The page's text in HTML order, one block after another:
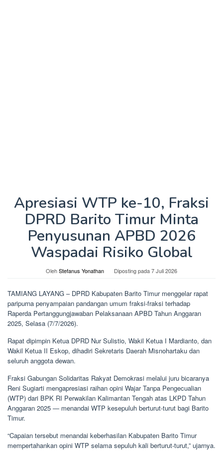
Apresiasi WTP ke-10, Fraksi
DPRD Barito Timur Minta
Penyusunan APBD 2026
Waspadai Risiko Global
OlehStefanus Yonathan Diposting pada7 Juli 2026
TAMIANG LAYANG – DPRD Kabupaten Barito Timur menggelar rapat
paripurna penyampaian pandangan umum fraksi-fraksi terhadap
Raperda Pertanggungjawaban Pelaksanaan APBD Tahun Anggaran
2025, Selasa (7/7/2026).
Rapat dipimpin Ketua DPRD Nur Sulistio, Wakil Ketua I Mardianto, dan
Wakil Ketua II Eskop, dihadiri Sekretaris Daerah Misnohartaku dan
seluruh anggota dewan.
Fraksi Gabungan Solidaritas Rakyat Demokrasi melalui juru bicaranya
Reni Sugiarti mengapresiasi raihan opini Wajar Tanpa Pengecualian
(WTP) dari BPK RI Perwakilan Kalimantan Tengah atas LKPD Tahun
Anggaran 2025 — menandai WTP kesepuluh berturut-turut bagi Barito
Timur.
“Capaian tersebut menandai keberhasilan Kabupaten Barito Timur
mempertahankan opini WTP selama sepuluh kali berturut-turut,” ujarnya.